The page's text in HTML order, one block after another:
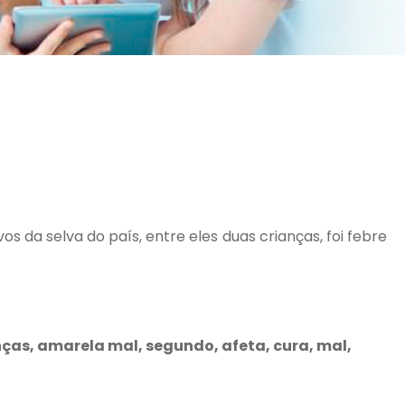
da selva do país, entre eles duas crianças, foi febre
amarela mal, segundo, afeta, cura, mal,